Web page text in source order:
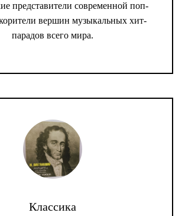
представители современной поп-
вершин музыкальных хит-
парадов всего мира.
Классика